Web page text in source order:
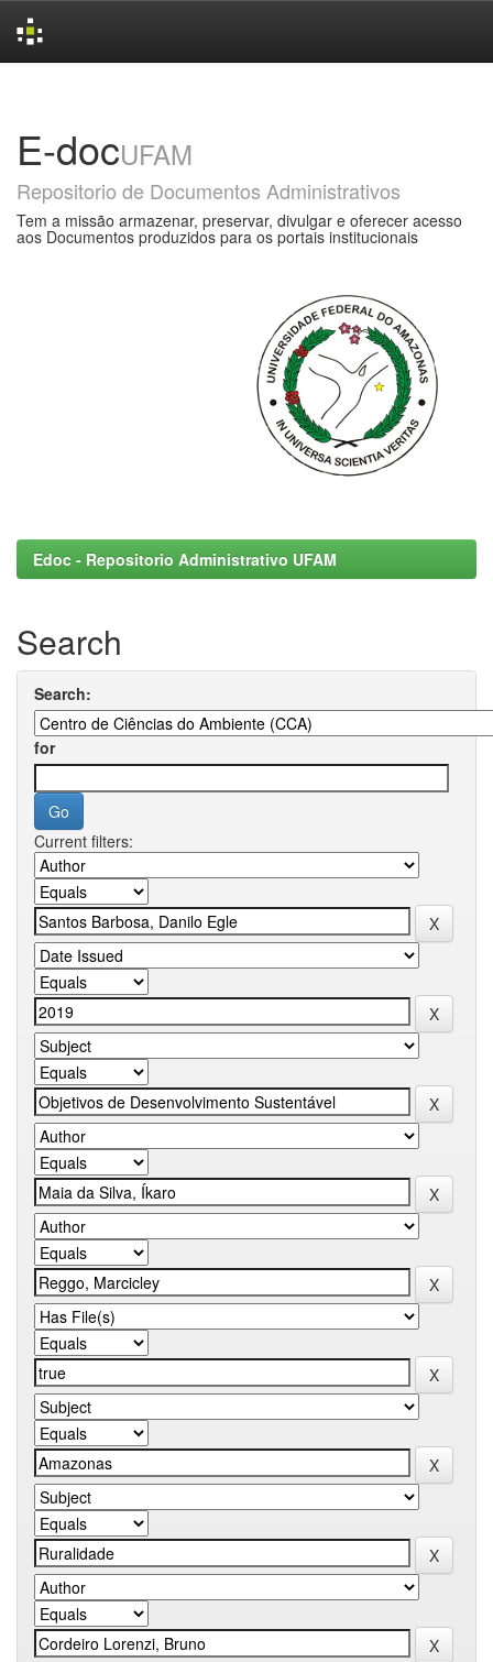
E-docUFAM
Repositorio de Documentos Administrativos
Tem a missão armazenar, preservar, divulgar e oferecer acesso
aos Documentos produzidos para os portais institucionais
Edoc - Repositorio Administrativo UFAM
Search
Search:
for
Current filters: